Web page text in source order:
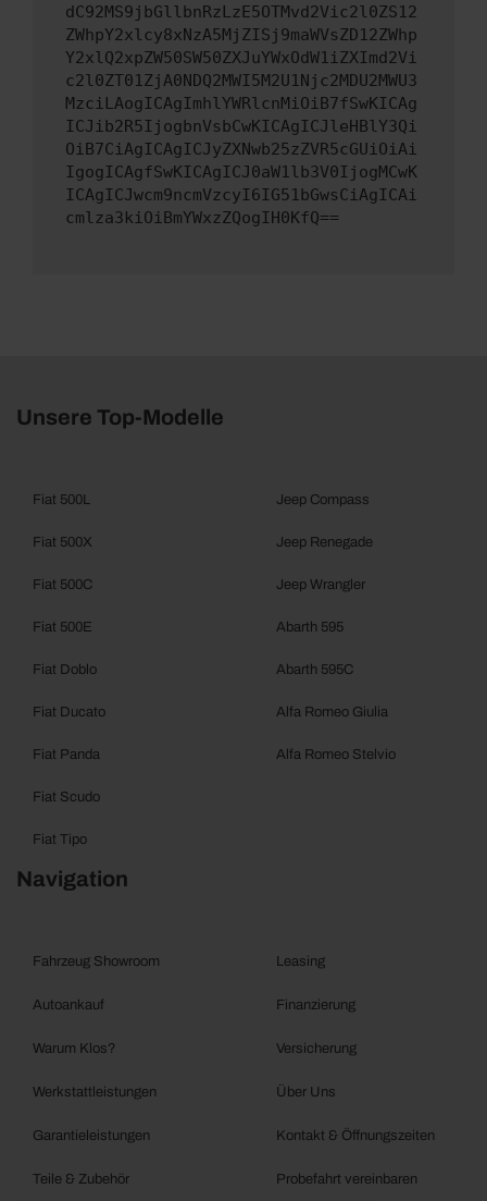
dC92MS9jbGllbnRzLzE5OTMvd2Vic2l0ZS12
ZWhpY2xlcy8xNzA5MjZISj9maWVsZD12ZWhp
Y2xlQ2xpZW50SW50ZXJuYWxOdW1iZXImd2Vi
c2l0ZT01ZjA0NDQ2MWI5M2U1Njc2MDU2MWU3
MzciLAogICAgImhlYWRlcnMiOiB7fSwKICAg
ICJib2R5IjogbnVsbCwKICAgICJleHBlY3Qi
OiB7CiAgICAgICJyZXNwb25zZVR5cGUiOiAi
IgogICAgfSwKICAgICJ0aW1lb3V0IjogMCwK
ICAgICJwcm9ncmVzcyI6IG51bGwsCiAgICAi
cmlza3kiOiBmYWxzZQogIH0KfQ==
Unsere Top-Modelle
Fiat 500L
Fiat 500X
Fiat 500C
Fiat 500E
Fiat Doblo
Fiat Ducato
Fiat Panda
Fiat Scudo
Fiat Tipo
Jeep Compass
Jeep Renegade
Jeep Wrangler
Abarth 595
Abarth 595C
Alfa Romeo Giulia
Alfa Romeo Stelvio
Navigation
Fahrzeug Showroom
Autoankauf
Warum Klos?
Werkstattleistungen
Garantieleistungen
Teile & Zubehör
Leasing
Finanzierung
Versicherung
Über Uns
Kontakt & Öffnungszeiten
Probefahrt vereinbaren